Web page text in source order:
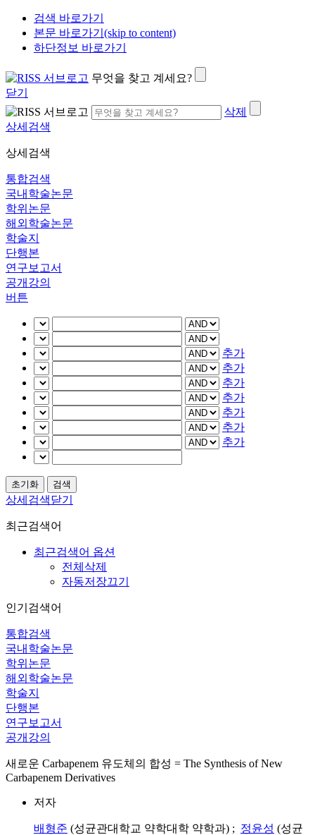
검색 바로가기
본문 바로가기(skip to content)
하단정보 바로가기
무엇을 찾고 계세요?
닫기
삭제
상세검색
상세검색
통합검색
국내학술논문
학위논문
해외학술논문
학술지
단행본
연구보고서
공개강의
버튼
추가
추가
추가
추가
추가
추가
추가
상세검색닫기
최근검색어
최근검색어 옵션
전체삭제
자동저장끄기
인기검색어
통합검색
국내학술논문
학위논문
해외학술논문
학술지
단행본
연구보고서
공개강의
새로운 Carbapenem 유도체의 합성 = The Synthesis of New
Carbapenem Derivatives
저자
배형준 (성균관대학교 약학대학 약학과) ; 정윤성 (성균